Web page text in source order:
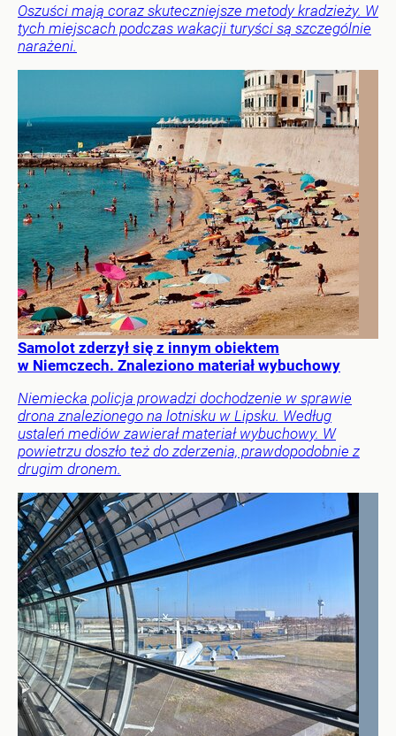
Oszuści mają coraz skuteczniejsze metody kradzieży. W
tych miejscach podczas wakacji turyści są szczególnie
narażeni.
Samolot zderzył się z innym obiektem
w Niemczech. Znaleziono materiał wybuchowy
Niemiecka policja prowadzi dochodzenie w sprawie
drona znalezionego na lotnisku w Lipsku. Według
ustaleń mediów zawierał materiał wybuchowy. W
powietrzu doszło też do zderzenia, prawdopodobnie z
drugim dronem.